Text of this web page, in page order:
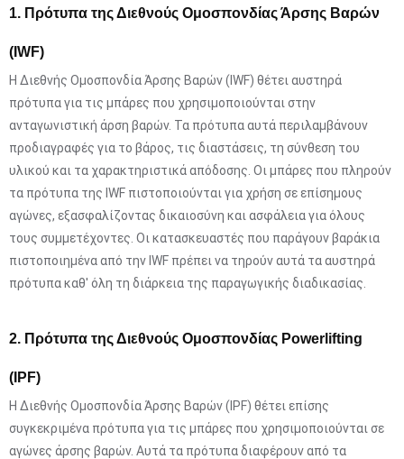
1. Πρότυπα της Διεθνούς Ομοσπονδίας Άρσης Βαρών
(IWF)
Η Διεθνής Ομοσπονδία Άρσης Βαρών (IWF) θέτει αυστηρά
πρότυπα για τις μπάρες που χρησιμοποιούνται στην
ανταγωνιστική άρση βαρών. Τα πρότυπα αυτά περιλαμβάνουν
προδιαγραφές για το βάρος, τις διαστάσεις, τη σύνθεση του
υλικού και τα χαρακτηριστικά απόδοσης. Οι μπάρες που πληρούν
τα πρότυπα της IWF πιστοποιούνται για χρήση σε επίσημους
αγώνες, εξασφαλίζοντας δικαιοσύνη και ασφάλεια για όλους
τους συμμετέχοντες. Οι κατασκευαστές που παράγουν βαράκια
πιστοποιημένα από την IWF πρέπει να τηρούν αυτά τα αυστηρά
πρότυπα καθ' όλη τη διάρκεια της παραγωγικής διαδικασίας.
2. Πρότυπα της Διεθνούς Ομοσπονδίας Powerlifting
(IPF)
Η Διεθνής Ομοσπονδία Άρσης Βαρών (IPF) θέτει επίσης
συγκεκριμένα πρότυπα για τις μπάρες που χρησιμοποιούνται σε
αγώνες άρσης βαρών. Αυτά τα πρότυπα διαφέρουν από τα